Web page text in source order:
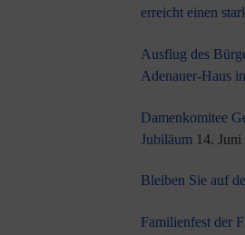
erreicht einen
Ausflug des
Adenauer-Haus
Damenkomitee
Jubiläum 14.
Bleiben Sie auf
Familienfest der